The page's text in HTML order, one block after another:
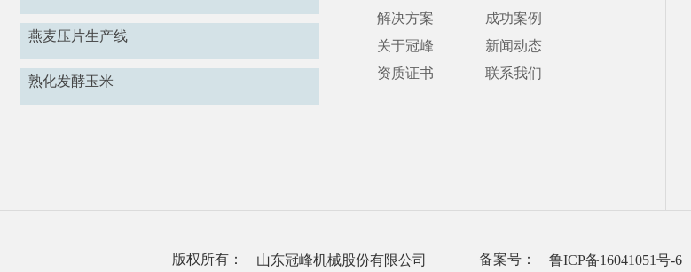
燕麦压片生产线
熟化发酵玉米
解决方案
成功案例
关于冠峰
新闻动态
资质证书
联系我们
版权所有： 山东冠峰机械股份有限公司 备案号： 鲁ICP备16041051号-6